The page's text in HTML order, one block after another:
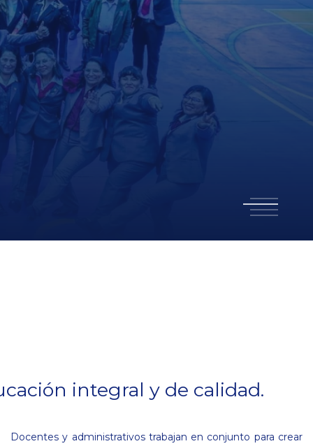
integral y de calidad.
Docentes y administrativos trabajan en conjunto para crear